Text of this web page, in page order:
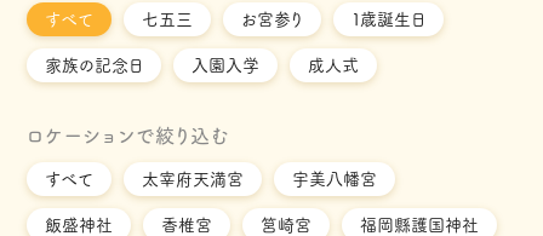
すべて 七五三 お宮参り １歳誕生日
家族の記念日 入園入学 成人式
ロケーションで絞り込む
すべて 太宰府天満宮 宇美八幡宮
飯盛神社 香椎宮 筥崎宮 福岡縣護国神社